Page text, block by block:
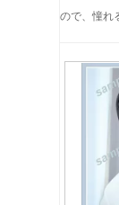
ので、憧れ